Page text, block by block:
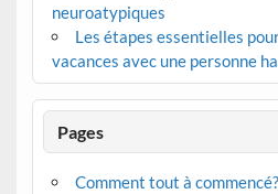
neuroatypiques
Les étapes essentielles
vacances avec une personne
Pages
Comment tout à